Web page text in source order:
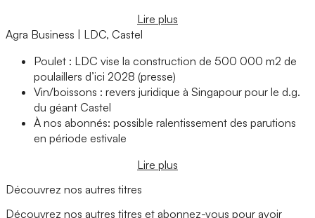
Lire plus
Agra Business | LDC, Castel
Poulet : LDC vise la construction de 500 000 m2 de
poulaillers d’ici 2028 (presse)
Vin/boissons : revers juridique à Singapour pour le d.g.
du géant Castel
À nos abonnés: possible ralentissement des parutions
en période estivale
Lire plus
Découvrez nos autres titres
Découvrez nos autres titres et abonnez-vous pour avoir